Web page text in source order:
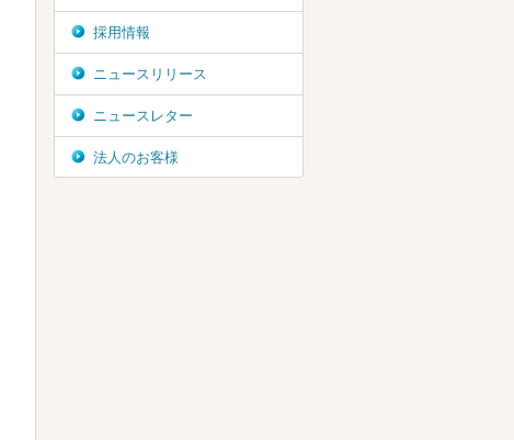
採用情報
ニュースリリース
ニュースレター
法人のお客様